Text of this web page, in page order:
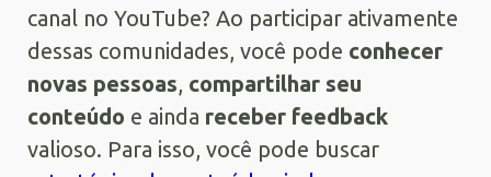
canal no YouTube? Ao participar ativamente
dessas comunidades, você pode conhecer
novas pessoas, compartilhar seu
conteúdo e ainda receber feedback
valioso. Para isso, você pode buscar